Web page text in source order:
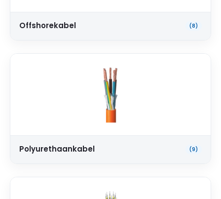
Offshorekabel (8)
Polyurethaankabel (9)